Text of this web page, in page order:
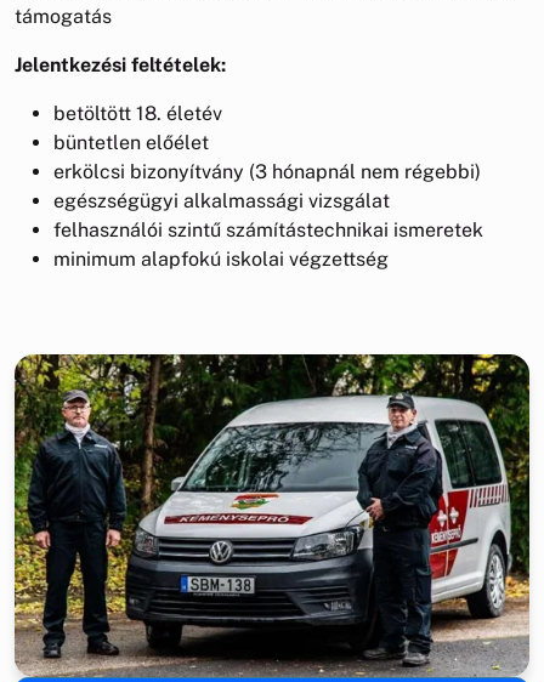
támogatás
Jelentkezési feltételek:
betöltött 18. életév
büntetlen előélet
erkölcsi bizonyítvány (3 hónapnál nem régebbi)
egészségügyi alkalmassági vizsgálat
felhasználói szintű számítástechnikai ismeretek
minimum alapfokú iskolai végzettség